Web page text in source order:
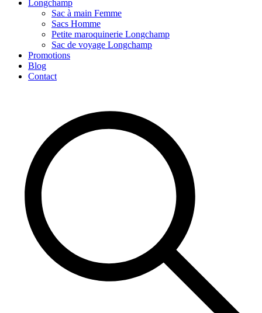
Longchamp
Sac à main Femme
Sacs Homme
Petite maroquinerie Longchamp
Sac de voyage Longchamp
Promotions
Blog
Contact